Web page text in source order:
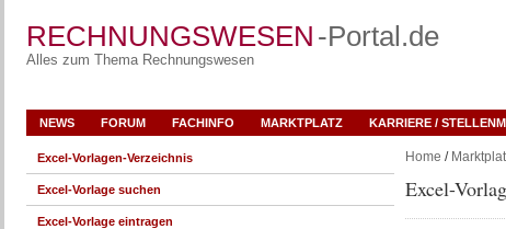
RECHNUNGSWESEN -Portal.de
Alles zum Thema Rechnungswesen
NEWS FORUM FACHINFO MARKTPLATZ KARRIERE /
Home /
Excel-
Excel-Vorlagen-Verzeichnis
Excel-Vorlage suchen
Excel-Vorlage eintragen